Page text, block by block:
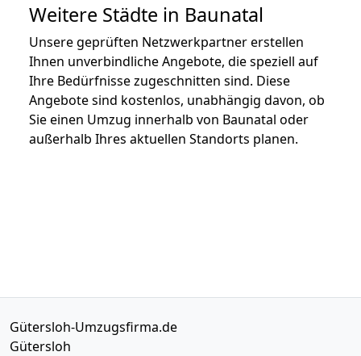
Weitere Städte in Baunatal
Unsere geprüften Netzwerkpartner erstellen
Ihnen unverbindliche Angebote, die speziell auf
Ihre Bedürfnisse zugeschnitten sind. Diese
Angebote sind kostenlos, unabhängig davon, ob
Sie einen Umzug innerhalb von Baunatal oder
außerhalb Ihres aktuellen Standorts planen.
Gütersloh-Umzugsfirma.de
Gütersloh